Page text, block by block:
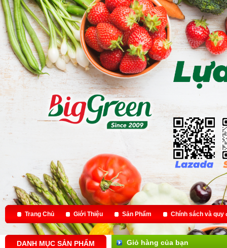
Trang Chủ Giới Thiệu Sản Phẩm Chính sách và quy
DANH MỤC SẢN PHẨM Giỏ hàng của bạn